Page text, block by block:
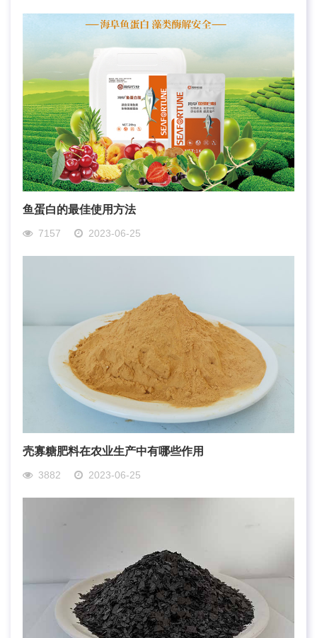
鱼蛋白的最佳使用方法
7157 2023-06-25
壳寡糖肥料在农业生产中有哪些作用
3882 2023-06-25